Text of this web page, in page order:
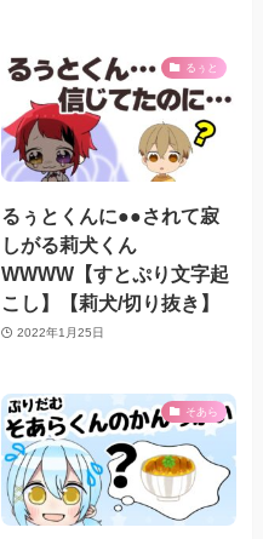
るぅと
るぅとくんに●●されて寂
しがる莉犬くん
WWWW【すとぷり文字起
こし】【莉犬/切り抜き】
2022年1月25日
そあら